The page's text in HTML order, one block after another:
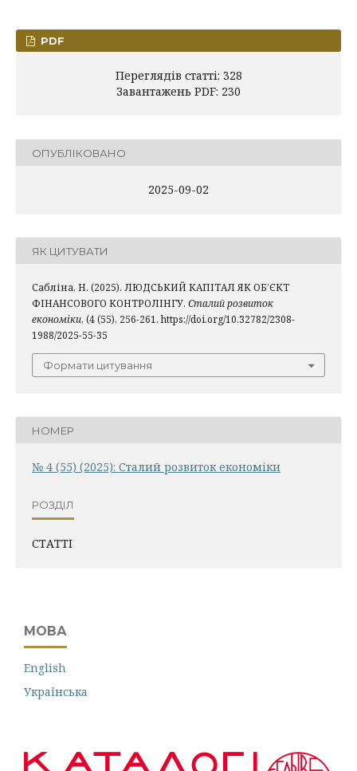
PDF
Переглядів статті: 328
Завантажень PDF: 230
ОПУБЛІКОВАНО
2025-09-02
ЯК ЦИТУВАТИ
Сабліна, Н. (2025). ЛЮДСЬКИЙ КАПІТАЛ ЯК ОБ’ЄКТ
ФІНАНСОВОГО КОНТРОЛІНГУ. Сталий розвиток
економіки, (4 (55), 256-261. https://doi.org/10.32782/2308-
1988/2025-55-35
Формати цитування
НОМЕР
№ 4 (55) (2025): Сталий розвиток економіки
РОЗДІЛ
СТАТТІ
МОВА
English
Українська